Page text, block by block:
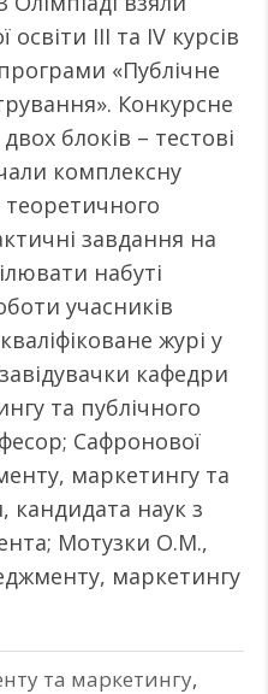
ІІІ та ІV курсів
«Публічне
Конкурсне
блоків – тестові
комплексну
теоретичного
завдання на
набуті
учасників
журі у
кафедри
та публічного
Сафронової
маркетингу та
кандидата наук з
Мотузки О.М.,
маркетингу
та маркетингу,